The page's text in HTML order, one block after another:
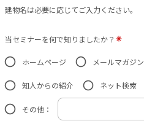
建物名は必要に応じてご入力ください。
当セミナーを何で知りましたか？
ホームページ メールマガジン
知人からの紹介 ネット検索
その他：